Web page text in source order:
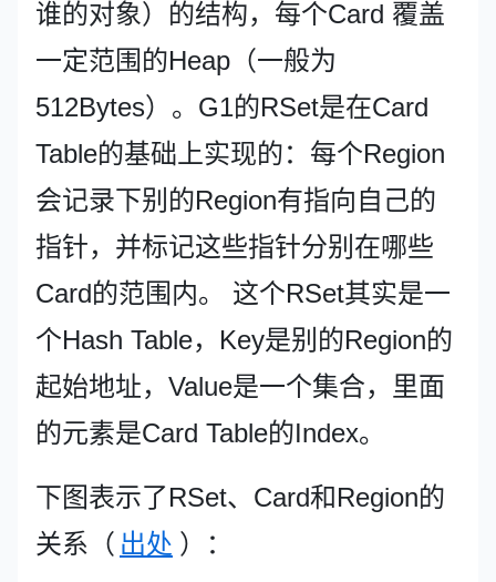
谁的对象）的结构，每个Card 覆盖
一定范围的Heap（一般为
512Bytes）。G1的RSet是在Card
Table的基础上实现的：每个Region
会记录下别的Region有指向自己的
指针，并标记这些指针分别在哪些
Card的范围内。 这个RSet其实是一
个Hash Table，Key是别的Region的
起始地址，Value是一个集合，里面
的元素是Card Table的Index。
下图表示了RSet、Card和Region的
关系（ 出处 ）：